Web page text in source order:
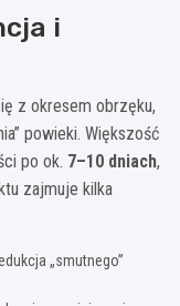
i
z okresem obrzęku,
powieki. Większość
po ok. 7–10 dniach,
zajmuje kilka
„smutnego”